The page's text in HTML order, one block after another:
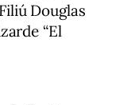
Douglas
“El